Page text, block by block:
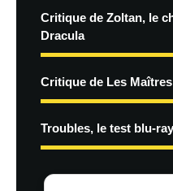
Critique de Zoltan, le
Dracula
Critique de Les
Troubles, le test blu-ray